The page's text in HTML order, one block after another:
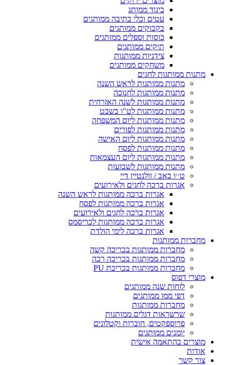
ביגוד ממותג
עטים וכלי כתיבה ממותגים
בקבוקים ממותגים
כוסות וספלים ממותגים
תיקים ממותגים
צידניות ממותגות
משחקים ממותגים
מתנות ממותגות לחגים
מתנות ממותגות לראש השנה
מתנות ממותגות לחנוכה
מתנות ממותגות לשנה האזרחית
מתנות ממותגות לט"ו בשבט
מתנות ממותגות ליום המשפחה
מתנות ממותגות לפורים
מתנות ממותגות ליום האישה
מתנות ממותגות לפסח
מתנות ממותגות ליום העצמאות
מתנות ממותגות לשבועות
ט׳׳ו באב / וולנטיין דיי
אגרות ברכה לחגים ולאירועים
אגרות ברכה ממותגות לראש השנה
אגרות ברכה ממותגות לפסח
אגרות ברכה לחגים ולאירועים
אגרות ברכה ממותגות לכריסמס
אגרות ברכה לימי הולדת
מחברות ממותגות
מחברות ממותגות בכריכה קשה
מחברות ממותגות בכריכה רכה
מחברות ממותגות בכריכת PU
מוצרי דפוס
לוחות שנה ממותגים
דפי ממו ממותגים
מחברות ממותגות
שרשראות דגלים ממותגות
פרוספקטים, חוברות וקטלוגים
יומנים ממותגים
מוצרים בהתאמה אישית
אודות
צור קשר